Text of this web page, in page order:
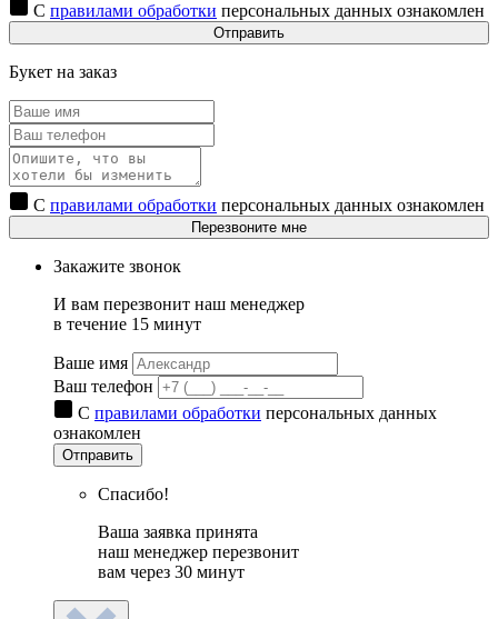
С правилами обработки персональных данных ознакомлен
Отправить
Букет на заказ
С правилами обработки персональных данных ознакомлен
Перезвоните мне
Закажите звонок
И вам перезвонит наш менеджер
в течение 15 минут
Ваше имя
Ваш телефон
С правилами обработки персональных данных
ознакомлен
Отправить
Спасибо!
Ваша заявка принята
наш менеджер перезвонит
вам через 30 минут